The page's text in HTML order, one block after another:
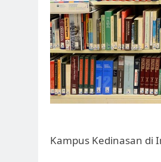
Kampus Kedinasan di